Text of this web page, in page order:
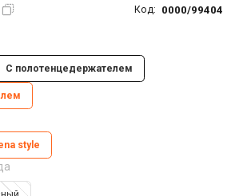
Код: 0000/99404
С полотенцедержателем
style